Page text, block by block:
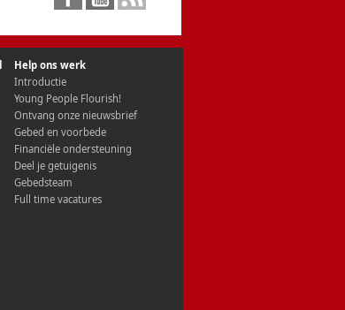
Help ons werk
Introductie
Young People Flourish!
Ontvang onze nieuwsbrief
Gebed en voorbede
Financiële ondersteuning
Deel je getuigenis
Gebedsteam
Full time vacatures